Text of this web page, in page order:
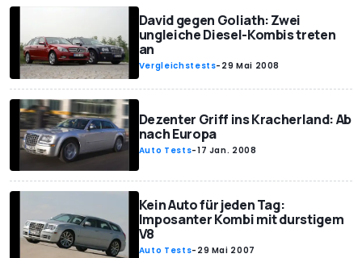
David gegen Goliath: Zwei
ungleiche Diesel-Kombis treten
an
Vergleichstests- 29 Mai 2008
Dezenter Griff ins Kracherland: Ab
nach Europa
Auto Tests-17 Jan. 2008
Kein Auto für jeden Tag:
Imposanter Kombi mit durstigem
V8
Auto Tests- 29 Mai 2007